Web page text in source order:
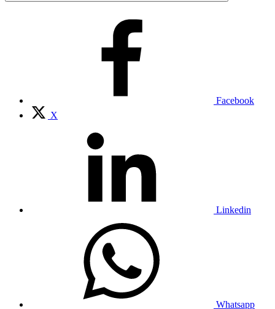
Facebook
X
Linkedin
Whatsapp